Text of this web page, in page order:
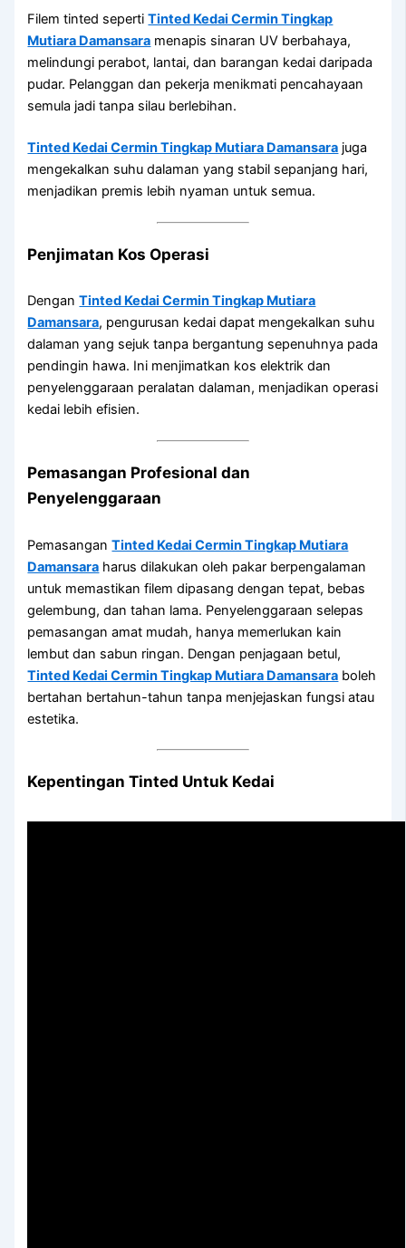
Filem tinted sepertiTinted Kedai Cermin Tingkap
Mutiara Damansara menapis sinaran UV berbahaya,
melindungi perabot, lantai, dan barangan kedai daripada
pudar. Pelanggan dan pekerja menikmati pencahayaan
semula jadi tanpa silau berlebihan.
Tinted Kedai Cermin Tingkap Mutiara Damansara juga
mengekalkan suhu dalaman yang stabil sepanjang hari,
menjadikan premis lebih nyaman untuk semua.
Penjimatan Kos Operasi
DenganTinted Kedai Cermin Tingkap Mutiara
Damansara, pengurusan kedai dapat mengekalkan suhu
dalaman yang sejuk tanpa bergantung sepenuhnya pada
pendingin hawa. Ini menjimatkan kos elektrik dan
penyelenggaraan peralatan dalaman, menjadikan operasi
kedai lebih efisien.
Pemasangan Profesional dan
Penyelenggaraan
PemasanganTinted Kedai Cermin Tingkap Mutiara
Damansara harus dilakukan oleh pakar berpengalaman
untuk memastikan filem dipasang dengan tepat, bebas
gelembung, dan tahan lama. Penyelenggaraan selepas
pemasangan amat mudah, hanya memerlukan kain
lembut dan sabun ringan. Dengan penjagaan betul,
Tinted Kedai Cermin Tingkap Mutiara Damansara boleh
bertahan bertahun-tahun tanpa menjejaskan fungsi atau
estetika.
Kepentingan Tinted Untuk Kedai